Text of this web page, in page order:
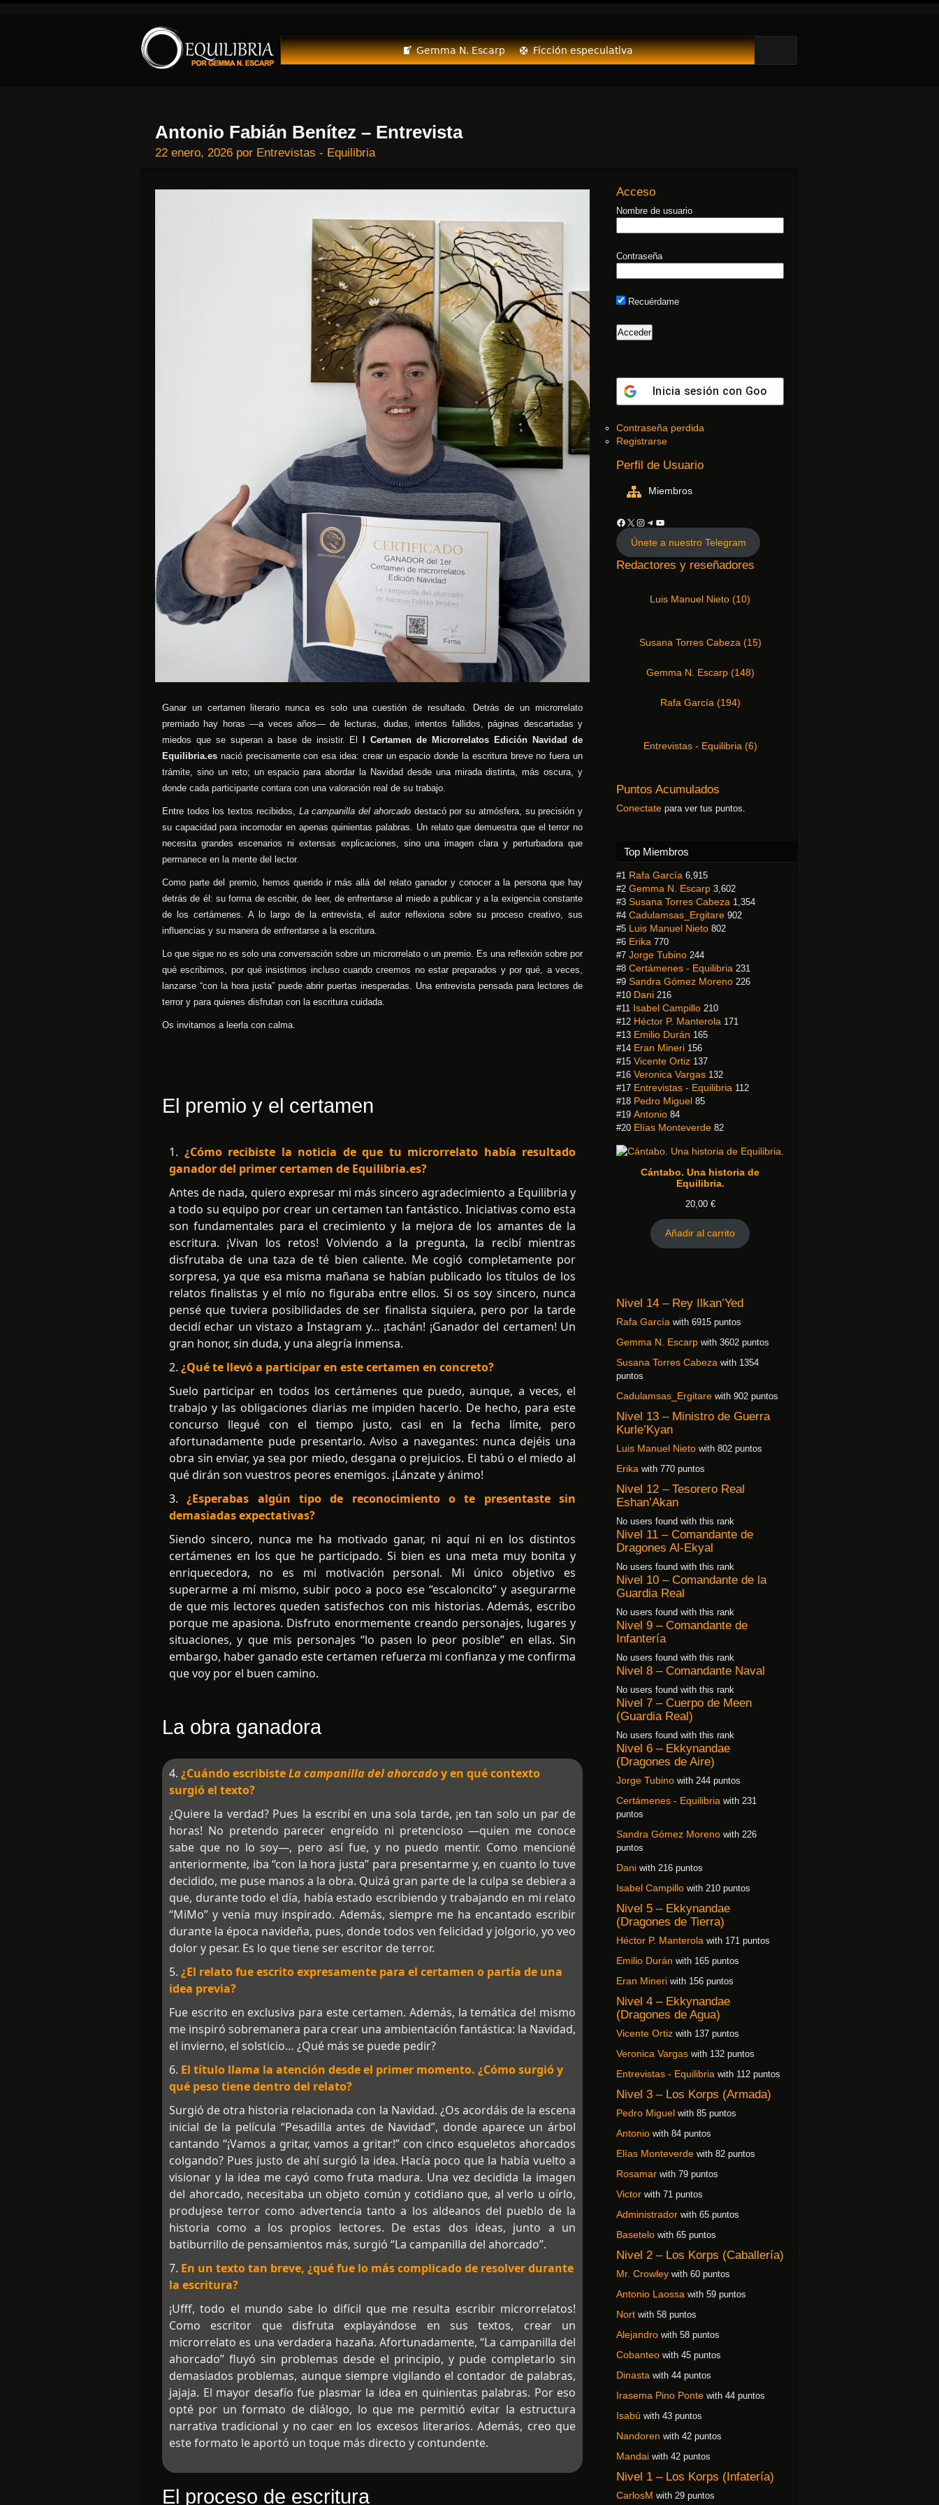
Gemma N. Escarp Ficción especulativa
Antonio Fabián Benítez – Entrevista
22 enero, 2026 por Entrevistas - Equilibria
Ganar un certamen literario nunca es solo una cuestión de resultado. Detrás de un microrrelato
premiado hay horas —a veces años— de lecturas, dudas, intentos fallidos, páginas descartadas y
miedos que se superan a base de insistir. El
I Certamen de Microrrelatos Edición Navidad de
Equilibria.es nació precisamente con esa idea: crear un espacio donde la escritura breve no fuera un
trámite, sino un reto; un espacio para abordar la Navidad desde una mirada distinta, más oscura, y
donde cada participante contara con una valoración real de su trabajo.
Entre todos los textos recibidos, La campanilla del ahorcadodestacó por su atmósfera, su precisión y
su capacidad para incomodar en apenas quinientas palabras. Un relato que demuestra que el terror no
necesita grandes escenarios ni extensas explicaciones, sino una imagen clara y perturbadora que
permanece en la mente del lector.
Como parte del premio, hemos querido ir más allá del relato ganador y conocer a la persona que hay
detrás de él: su forma de escribir, de leer, de enfrentarse al miedo a publicar y a la exigencia constante
de los certámenes. A lo largo de la entrevista, el autor reflexiona sobre su proceso creativo, sus
influencias y su manera de enfrentarse a la escritura.
Lo que sigue no es solo una conversación sobre un microrrelato o un premio. Es una reflexión sobre por
qué escribimos, por qué insistimos incluso cuando creemos no estar preparados y por qué, a veces,
lanzarse “con la hora justa” puede abrir puertas inesperadas. Una entrevista pensada para lectores de
terror y para quienes disfrutan con la escritura cuidada.
Os invitamos a leerla con calma.
El premio y el certamen
1. ¿Cómo recibiste la noticia de que tu microrrelato había resultado
ganador del primer certamen de Equilibria.es?
Antes de nada, quiero expresar mi más sincero agradecimiento a Equilibria y
a todo su equipo por crear un certamen tan fantástico. Iniciativas como esta
son fundamentales para el crecimiento y la mejora de los amantes de la
escritura. ¡Vivan los retos! Volviendo a la pregunta, la recibí mientras
disfrutaba de una taza de té bien caliente. Me cogió completamente por
sorpresa, ya que esa misma mañana se habían publicado los títulos de los
relatos finalistas y el mío no figuraba entre ellos. Si os soy sincero, nunca
pensé que tuviera posibilidades de ser finalista siquiera, pero por la tarde
decidí echar un vistazo a Instagram y… ¡tachán! ¡Ganador del certamen! Un
gran honor, sin duda, y una alegría inmensa.
2. ¿Qué te llevó a participar en este certamen en concreto?
Suelo participar en todos los certámenes que puedo, aunque, a veces, el
trabajo y las obligaciones diarias me impiden hacerlo. De hecho, para este
concurso llegué con el tiempo justo, casi en la fecha límite, pero
afortunadamente pude presentarlo. Aviso a navegantes: nunca dejéis una
obra sin enviar, ya sea por miedo, desgana o prejuicios. El tabú o el miedo al
qué dirán son vuestros peores enemigos. ¡Lánzate y ánimo!
3. ¿Esperabas algún tipo de reconocimiento o te presentaste sin
demasiadas expectativas?
Siendo sincero, nunca me ha motivado ganar, ni aquí ni en los distintos
certámenes en los que he participado. Si bien es una meta muy bonita y
enriquecedora, no es mi motivación personal. Mi único objetivo es
superarme a mí mismo, subir poco a poco ese “escaloncito” y asegurarme
de que mis lectores queden satisfechos con mis historias. Además, escribo
porque me apasiona. Disfruto enormemente creando personajes, lugares y
situaciones, y que mis personajes “lo pasen lo peor posible” en ellas. Sin
embargo, haber ganado este certamen refuerza mi confianza y me confirma
que voy por el buen camino.
La obra ganadora
4. ¿Cuándo escribisteLa campanilla del ahorcadoy en qué contexto
surgió el texto?
¿Quiere la verdad? Pues la escribí en una sola tarde, ¡en tan solo un par de
horas! No pretendo parecer engreído ni pretencioso —quien me conoce
sabe que no lo soy—, pero así fue, y no puedo mentir. Como mencioné
anteriormente, iba “con la hora justa” para presentarme y, en cuanto lo tuve
decidido, me puse manos a la obra. Quizá gran parte de la culpa se debiera a
que, durante todo el día, había estado escribiendo y trabajando en mi relato
“MiMo” y venía muy inspirado. Además, siempre me ha encantado escribir
durante la época navideña, pues, donde todos ven felicidad y jolgorio, yo veo
dolor y pesar. Es lo que tiene ser escritor de terror.
5. ¿El relato fue escrito expresamente para el certamen o partía de una
idea previa?
Fue escrito en exclusiva para este certamen. Además, la temática del mismo
me inspiró sobremanera para crear una ambientación fantástica: la Navidad,
el invierno, el solsticio… ¿Qué más se puede pedir?
6. El título llama la atención desde el primer momento. ¿Cómo surgió y
qué peso tiene dentro del relato?
Surgió de otra historia relacionada con la Navidad. ¿Os acordáis de la escena
inicial de la película “Pesadilla antes de Navidad”, donde aparece un árbol
cantando “¡Vamos a gritar, vamos a gritar!” con cinco esqueletos ahorcados
colgando? Pues justo de ahí surgió la idea. Hacía poco que la había vuelto a
visionar y la idea me cayó como fruta madura. Una vez decidida la imagen
del ahorcado, necesitaba un objeto común y cotidiano que, al verlo u oírlo,
produjese terror como advertencia tanto a los aldeanos del pueblo de la
historia como a los propios lectores. De estas dos ideas, junto a un
batiburrillo de pensamientos más, surgió “La campanilla del ahorcado”.
7. En un texto tan breve, ¿qué fue lo más complicado de resolver durante
la escritura?
¡Ufff, todo el mundo sabe lo difícil que me resulta escribir microrrelatos!
Como escritor que disfruta explayándose en sus textos, crear un
microrrelato es una verdadera hazaña. Afortunadamente, “La campanilla del
ahorcado” fluyó sin problemas desde el principio, y pude completarlo sin
demasiados problemas, aunque siempre vigilando el contador de palabras,
jajaja. El mayor desafío fue plasmar la idea en quinientas palabras. Por eso
opté por un formato de diálogo, lo que me permitió evitar la estructura
narrativa tradicional y no caer en los excesos literarios. Además, creo que
este formato le aportó un toque más directo y contundente.
El proceso de escritura
Acceso
Nombre de usuario
Contraseña
Recuérdame
Inicia sesión con Google
Contraseña perdida
Registrarse
Perfil de Usuario
Miembros
Únete a nuestro Telegram
Redactores y reseñadores
Luis Manuel Nieto (10)
Susana Torres Cabeza (15)
Gemma N. Escarp (148)
Rafa García (194)
Entrevistas - Equilibria (6)
Puntos Acumulados
Conectate para ver tus puntos.
Top Miembros
#1 Rafa García 6,915
#2 Gemma N. Escarp 3,602
#3 Susana Torres Cabeza 1,354
#4 Cadulamsas_Ergitare 902
#5 Luis Manuel Nieto 802
#6 Erika 770
#7 Jorge Tubino 244
#8 Certámenes - Equilibria 231
#9 Sandra Gómez Moreno 226
#10 Dani 216
#11 Isabel Campillo 210
#12 Héctor P. Manterola 171
#13 Emilio Durán 165
#14 Eran Mineri 156
#15 Vicente Ortiz 137
#16 Veronica Vargas 132
#17 Entrevistas - Equilibria 112
#18 Pedro Miguel 85
#19 Antonio 84
#20 Elías Monteverde 82
Cántabo. Una historia de
Equilibria.
20,00 €
Añadir al carrito
Nivel 14 – Rey Ilkan’Yed
Rafa García with 6915 puntos
Gemma N. Escarp with 3602 puntos
Susana Torres Cabeza with 1354
puntos
Cadulamsas_Ergitare with 902 puntos
Nivel 13 – Ministro de Guerra
Kurle’Kyan
Luis Manuel Nieto with 802 puntos
Erika with 770 puntos
Nivel 12 – Tesorero Real
Eshan’Akan
No users found with this rank
Nivel 11 – Comandante de
Dragones Al-Ekyal
No users found with this rank
Nivel 10 – Comandante de la
Guardia Real
No users found with this rank
Nivel 9 – Comandante de
Infantería
No users found with this rank
Nivel 8 – Comandante Naval
No users found with this rank
Nivel 7 – Cuerpo de Meen
(Guardia Real)
No users found with this rank
Nivel 6 – Ekkynandae
(Dragones de Aire)
Jorge Tubino with 244 puntos
Certámenes - Equilibria with 231
puntos
Sandra Gómez Moreno with 226
puntos
Dani with 216 puntos
Isabel Campillo with 210 puntos
Nivel 5 – Ekkynandae
(Dragones de Tierra)
Héctor P. Manterola with 171 puntos
Emilio Durán with 165 puntos
Eran Mineri with 156 puntos
Nivel 4 – Ekkynandae
(Dragones de Agua)
Vicente Ortiz with 137 puntos
Veronica Vargas with 132 puntos
Entrevistas - Equilibria with 112 puntos
Nivel 3 – Los Korps (Armada)
Pedro Miguel with 85 puntos
Antonio with 84 puntos
Elías Monteverde with 82 puntos
Rosamar with 79 puntos
Victor with 71 puntos
Administrador with 65 puntos
Basetelo with 65 puntos
Nivel 2 – Los Korps (Caballería)
Mr. Crowley with 60 puntos
Antonio Laossa with 59 puntos
Nort with 58 puntos
Alejandro with 58 puntos
Cobanteo with 45 puntos
Dinasta with 44 puntos
Irasema Pino Ponte with 44 puntos
Isabú with 43 puntos
Nandoren with 42 puntos
Mandai with 42 puntos
Nivel 1 – Los Korps (Infatería)
CarlosM with 29 puntos